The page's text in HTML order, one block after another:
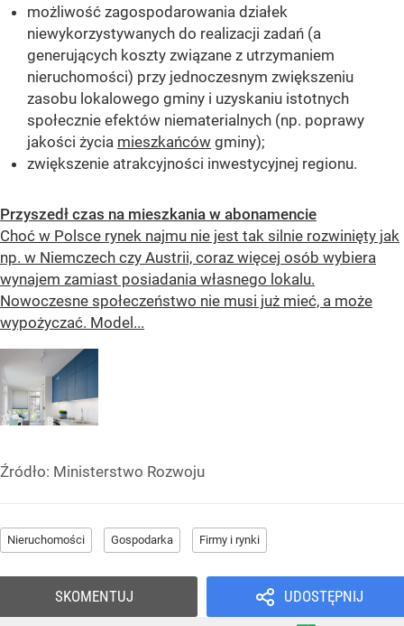
możliwość zagospodarowania działek
niewykorzystywanych do realizacji zadań (a
generujących koszty związane z utrzymaniem
nieruchomości) przy jednoczesnym zwiększeniu
zasobu lokalowego gminy i uzyskaniu istotnych
społecznie efektów niematerialnych (np. poprawy
jakości życia mieszkańców gminy);
zwiększenie atrakcyjności inwestycyjnej regionu.
Przyszedł czas na mieszkania w abonamencie
Choć w Polsce rynek najmu nie jest tak silnie rozwinięty jak
np. w Niemczech czy Austrii, coraz więcej osób wybiera
wynajem zamiast posiadania własnego lokalu.
Nowoczesne społeczeństwo nie musi już mieć, a może
wypożyczać. Model...
Źródło: Ministerstwo Rozwoju
Nieruchomości Gospodarka Firmy i rynki
UDOSTĘPNIJ
SKOMENTUJ